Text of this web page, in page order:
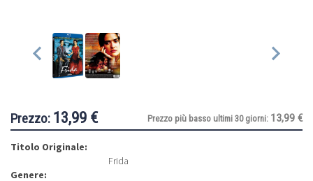
Prezzo: 13,99 € Prezzo più basso ultimi 30 giorni: 13,99 €
Titolo Originale:
Frida
Genere: